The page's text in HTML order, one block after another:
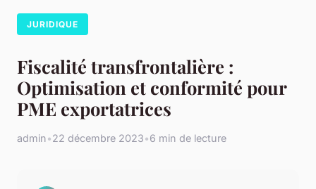
JURIDIQUE
Fiscalité transfrontalière :
Optimisation et conformité pour
PME exportatrices
admin•22 décembre 2023•6 min de lecture